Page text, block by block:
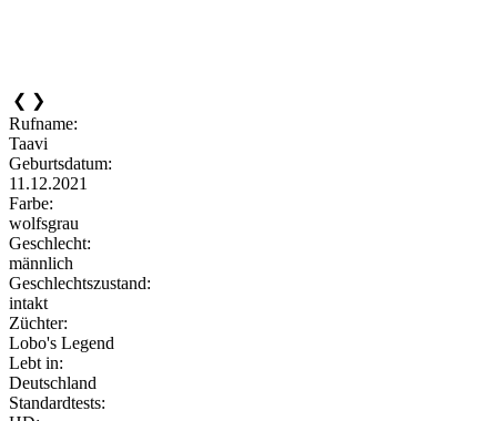
❮ ❯
Rufname:
Taavi
Geburtsdatum:
11.12.2021
Farbe:
wolfsgrau
Geschlecht:
männlich
Geschlechtszustand:
intakt
Züchter:
Lobo's Legend
Lebt in:
Deutschland
Standardtests: